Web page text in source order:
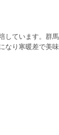
しています。群
なり寒暖差で美